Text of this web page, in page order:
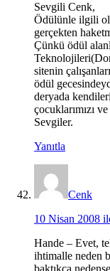
Sevgili Cenk,
Ödülünle ilgili
gerçekten
Çünkü ödül
sitenin
ödül
deryada
çocuklarımızı
Sevgiler.
Yanıtla
Cenk
10 Nisan 2008
Hande – Evet,
ihtimalle neden